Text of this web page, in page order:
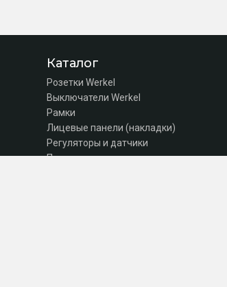
Каталог
Розетки Werkel
Выключатели Werkel
Рамки
Лицевые панели (накладки)
Регуляторы и датчики
Подсветка лестниц